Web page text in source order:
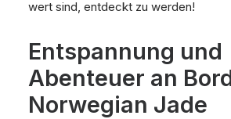
wert sind, entdeckt zu werden!
Entspannung und
Abenteuer an
Norwegian Jade